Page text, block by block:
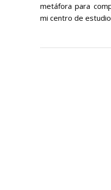
metáfora para
mi centro de